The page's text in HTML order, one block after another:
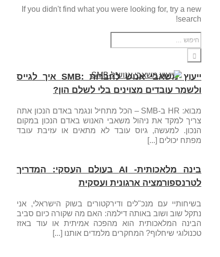
If you didn't find what you were looking for, try a new
search!
ייעוץ משאבי אנוש לחברות :SMB איך לגייס
ולשמר עובדים מצוינים בלי לשלם הון?
מבוא: HR ב-SMB – הכל מתחיל ונגמר באדם הנכון אתה
צריך למקד את ניהול משאבי האנוש באדם הנכון במקום
הנכון. למעשה, גיוס עובד לא מתאים או עזיבת עובד
מפתח יכולים [...]
בינה מלאכותית- AI בעולם העסקי: המדריך
לטרנספורמציה ארגונית ועסקית
בשיחותיי עם מנכ"לים ודירקטורים בשוק הישראלי, אני
נתקל שוב ושוב באותה דילמה: האם מה שקורה כיום סביב
הבינה המלאכותית הוא מהפכה אמיתית או עוד באזז
טכנולוגי שיחלוף? המחקרים מלמדים אותנו [...]